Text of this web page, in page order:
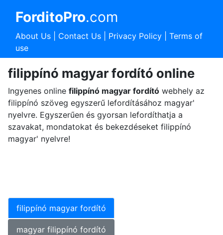
ForditoPro.com
About Us| Contact Us| Privacy Policy| Terms of
use
filippínó magyar fordító online
Ingyenes online filippínó magyar fordítówebhely az
filippínó szöveg egyszerű lefordításához magyar'
nyelvre. Egyszerűen és gyorsan lefordíthatja a
szavakat, mondatokat és bekezdéseket filippínó
magyar' nyelvre!
filippínó magyar fordító
magyar filippínó fordító